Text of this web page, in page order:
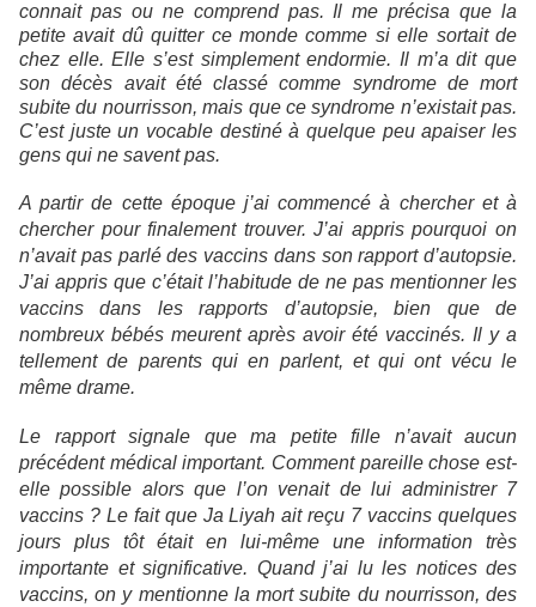
connait pas ou ne comprend pas. Il me précisa que la
petite avait dû quitter ce monde comme si elle sortait de
chez elle. Elle s’est simplement endormie. Il m’a dit que
son décès avait été classé comme syndrome de mort
subite du nourrisson, mais que ce syndrome n’existait pas.
C’est juste un vocable destiné à quelque peu apaiser les
gens qui ne savent pas.
A partir de cette époque j’ai commencé à chercher et à
chercher pour finalement trouver. J’ai appris pourquoi on
n’avait pas parlé des vaccins dans son rapport d’autopsie.
J’ai appris que c’était l’habitude de ne pas mentionner les
vaccins dans les rapports d’autopsie, bien que de
nombreux bébés meurent après avoir été vaccinés. Il y a
tellement de parents qui en parlent, et qui ont vécu le
même drame.
Le rapport signale que ma petite fille n’avait aucun
précédent médical important. Comment pareille chose est-
elle possible alors que l’on venait de lui administrer 7
vaccins ? Le fait que Ja Liyah ait reçu 7 vaccins quelques
jours plus tôt était en lui-même une information très
importante et significative. Quand j’ai lu les notices des
vaccins, on y mentionne la mort subite du nourrisson, des